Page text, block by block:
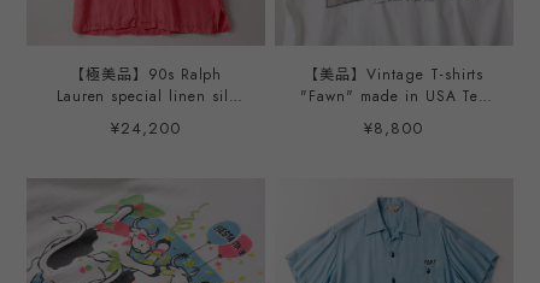
【極美品】90s Ralph
Lauren special linen silk
open collar shirt
"CALDWELL" coral mint
ローレン スペシャル リネン
シルク オープンカラー シャ
ツ コードウェル 半袖 サイ
ズL コーラル サマーシャツ
夏服
¥24,200
【美品】Vintage T-shirts
"Fawn" made in USA Tee
mint condition ／80年代 子
鹿 ヴィンテージ Tシャツ シ
¥8,800